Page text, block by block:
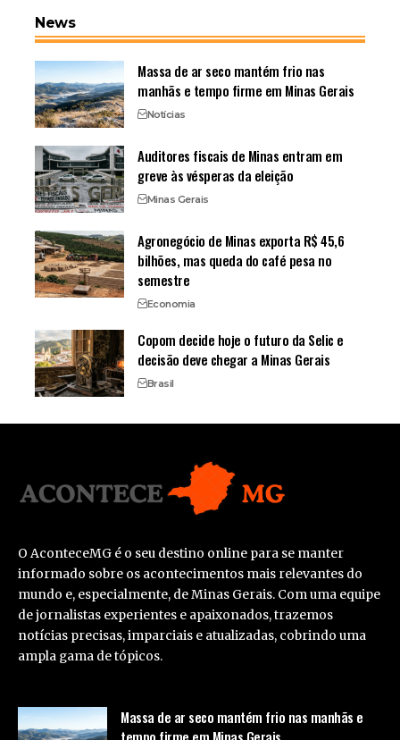
News
Massa de ar seco mantém frio nas
manhãs e tempo firme em Minas Gerais
Notícias
Auditores fiscais de Minas entram em
greve às vésperas da eleição
Minas Gerais
Agronegócio de Minas exporta R$ 45,6
bilhões, mas queda do café pesa no
semestre
Economia
Copom decide hoje o futuro da Selic e
decisão deve chegar a Minas Gerais
Brasil
O AconteceMG é o seu destino online para se manter
informado sobre os acontecimentos mais relevantes do
mundo e, especialmente, de Minas Gerais. Com uma equipe
de jornalistas experientes e apaixonados, trazemos
notícias precisas, imparciais e atualizadas, cobrindo uma
ampla gama de tópicos.
Massa de ar seco mantém frio nas manhãs e